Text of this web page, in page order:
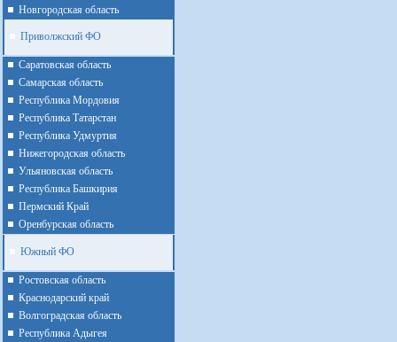
Новгородская область
Приволжский ФО
Cаратовская область
Cамарская область
Республика Мордовия
Республика Татарстан
Республика Удмуртия
Нижегородская область
Ульяновская область
Республика Башкирия
Пермский Край
Оренбурская область
Южный ФО
Ростовская область
Краснодарский край
Волгоградская область
Республика Адыгея